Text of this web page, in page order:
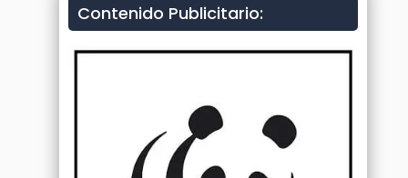
Contenido Publicitario: